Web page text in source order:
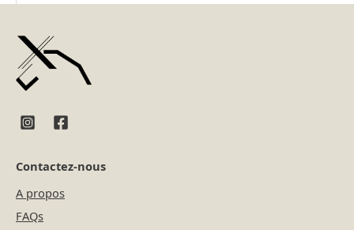
Contactez-nous
A propos
FAQs